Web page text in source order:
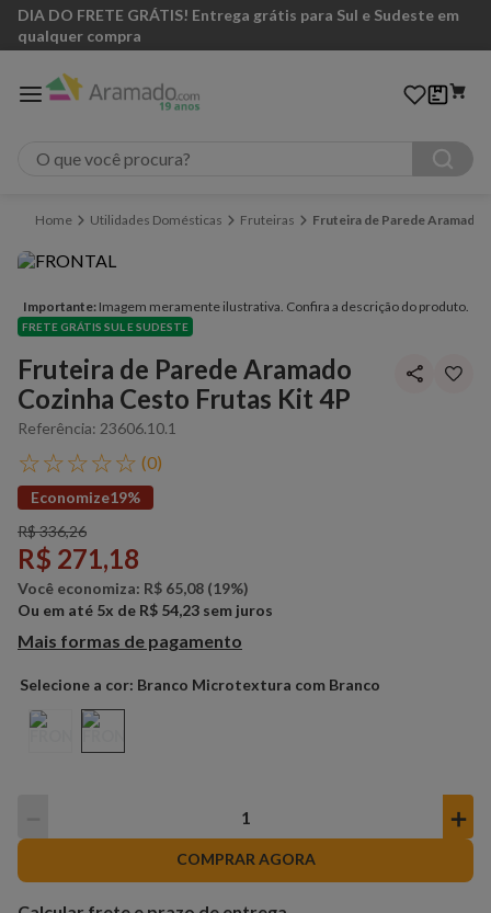
DIA DO FRETE GRÁTIS! Entrega grátis para Sul e Sudeste em
qualquer compra
O que você procura?
Utilidades Domésticas Fruteiras Fruteira de Parede Aramado
Importante:Imagem meramente ilustrativa. Confira a descrição do produto.
FRETE GRÁTIS SUL E SUDESTE
Fruteira de Parede Aramado
Cozinha Cesto Frutas Kit 4P
Referência: 23606.10.1
☆☆☆☆☆ (0)
Economize19%
R$336,26
R$ 271,18
Você economiza: R$ 65,08 (19%)
Ou em até 5x de R$ 54,23 sem juros
Mais formas de pagamento
Branco Microtextura com Branco
＋
COMPRAR AGORA